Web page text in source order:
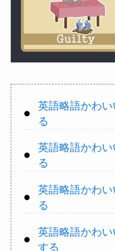
英語略語かわ
る
英語略語かわ
る
英語略語かわ
る
英語略語かわ
する